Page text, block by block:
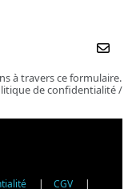
à travers ce formulaire.
de confidentialité /
| CGV |